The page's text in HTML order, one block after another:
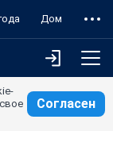
Дом
Согласен